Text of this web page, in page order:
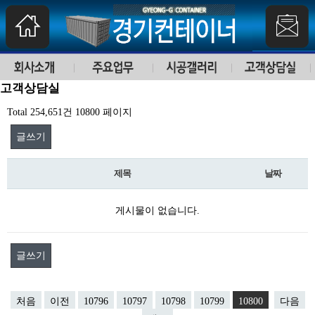
고객상담실
Total 254,651건 10800 페이지
글쓰기
제목 날짜
게시물이 없습니다.
글쓰기
처음 이전 10796 10797 10798 10799 10800
다음